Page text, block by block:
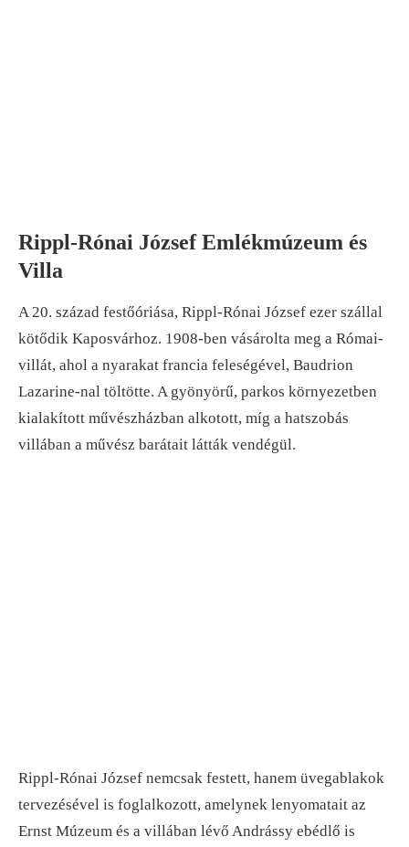
Rippl-Rónai József Emlékmúzeum és
Villa
A 20. század festőóriása, Rippl-Rónai József ezer szállal
kötődik Kaposvárhoz. 1908-ben vásárolta meg a Római-
villát, ahol a nyarakat francia feleségével, Baudrion
Lazarine-nal töltötte. A gyönyörű, parkos környezetben
kialakított művészházban alkotott, míg a hatszobás
villában a művész barátait látták vendégül.
Rippl-Rónai József nemcsak festett, hanem üvegablakok
tervezésével is foglalkozott, amelynek lenyomatait az
Ernst Múzeum és a villában lévő Andrássy ebédlő is